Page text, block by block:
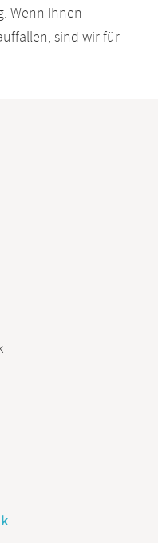
Wenn Ihnen
sind wir für